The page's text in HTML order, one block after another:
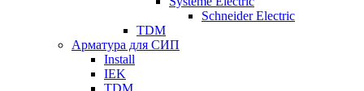
Schneider Electric
TDM
Арматура для СИП
Install
IEK
TDM